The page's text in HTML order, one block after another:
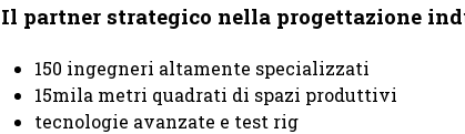
Il partner strategico nella progettazione
150 ingegneri altamente specializzati
15mila metri quadrati di spazi produttivi
tecnologie avanzate e test rig